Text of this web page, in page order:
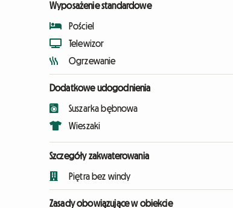
Wyposażenie standardowe
Pościel
Telewizor
Ogrzewanie
Dodatkowe udogodnienia
Suszarka bębnowa
Wieszaki
Szczegóły zakwaterowania
Piętra bez windy
Zasady obowiązujące w obiekcie